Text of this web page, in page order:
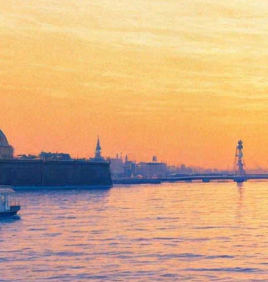
В погоне за счастьем: с кем
петербуржцы изменили
Достоевскому